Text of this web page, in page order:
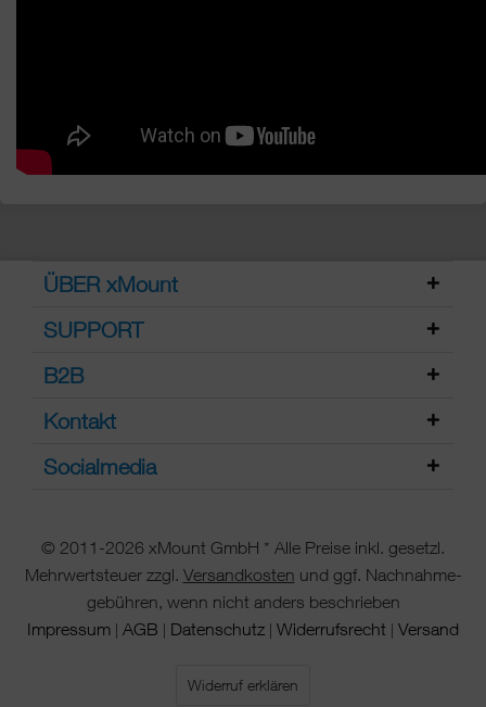
ÜBER xMount
SUPPORT
B2B
Kontakt
Socialmedia
© 2011-2026 xMount GmbH * Alle Preise inkl. gesetzl.
Mehrwertsteuer zzgl. Versandkosten und ggf. Nachnahme-
gebühren, wenn nicht anders beschrieben
Impressum
AGB Datenschutz Widerrufsrecht Versand
Widerruf erklären